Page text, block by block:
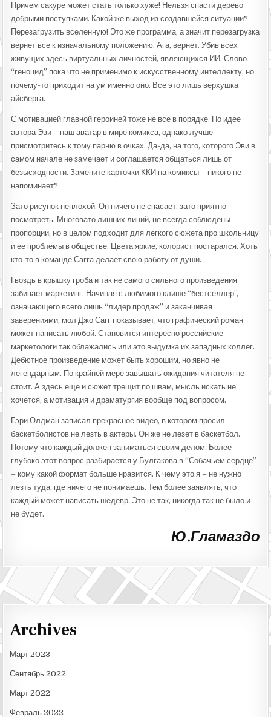
Причем сакуре может стать только хуже! Нельзя спасти дерево
добрыми поступками. Какой же выход из создавшейся ситуации?
Перезагрузить вселенную! Это же программа, а значит перезагрузка
вернет все к изначальному положению. Ага, вернет. Убив всех
живущих здесь виртуальных личностей, являющихся ИИ. Слово
“геноцид” пока что не применимо к искусственному интеллекту, но
почему-то приходит на ум именно оно. Все это лишь верхушка
айсберга.
С мотивацией главной героиней тоже не все в порядке. По идее
автора Эви – наш аватар в мире комикса, однако лучше
присмотритесь к тому парню в очках. Да-да, на того, которого Эви в
самом начале не замечает и соглашается общаться лишь от
безысходности. Замените карточки ККИ на комиксы – никого не
напоминает?
Зато рисунок неплохой. Он ничего не спасает, зато приятно
посмотреть. Многовато лишних линий, не всегда соблюдены
пропорции, но в целом подходит для легкого сюжета про школьницу
и ее проблемы в обществе. Цвета яркие, колорист постарался. Хоть
кто-то в команде Сагга делает свою работу от души.
Гвоздь в крышку гроба и так не самого сильного произведения
забивает маркетинг. Начиная с любимого клише “бестселлер”,
означающего всего лишь “лидер продаж” и заканчивая
заверениями, мол Джо Сагг показывает, что графический роман
может написать любой. Становится интересно российские
маркетологи так облажались или это выдумка их западных коллег.
Дебютное произведение может быть хорошим, но явно не
легендарным. По крайней мере завышать ожидания читателя не
стоит. А здесь еще и сюжет трещит по швам, мысль искать не
хочется, а мотивация и драматургия вообще под вопросом.
Гэри Олдман записал прекрасное видео, в котором просил
баскетболистов не лезть в актеры. Он же не лезет в баскетбол.
Потому что каждый должен заниматься своим делом. Более
глубоко этот вопрос разбирается у Булгакова в “Собачьем сердце”
– кому какой формат больше нравится. К чему это я – не нужно
лезть туда, где ничего не понимаешь. Тем более заявлять, что
каждый может написать шедевр. Это не так, никогда так не было и
не будет.
Ю.Гламаздо
Archives
Март 2023
Сентябрь 2022
Март 2022
Февраль 2022